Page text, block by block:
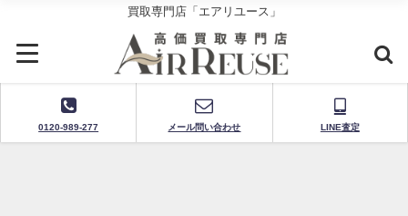
買取専門店「エアリユース」
0120-989-277 メール問い合わせ LINE査定